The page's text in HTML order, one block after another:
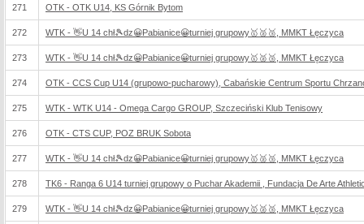
271 OTK - OTK U14, KS Górnik Bytom
272 WTK - 👋U 14 chł🎾dz😀Pabianice😀turniej grupowy🥇🥈🥉, MMKT Łęczyca
273 WTK - 👋U 14 chł🎾dz😀Pabianice😀turniej grupowy🥇🥈🥉, MMKT Łęczyca
274 OTK - CCS Cup U14 (grupowo-pucharowy), Cabańskie Centrum Sportu
275 WTK - WTK U14 - Omega Cargo GROUP, Szczeciński Klub Tenisowy
276 OTK - CTS CUP, POZ BRUK Sobota
277 WTK - 👋U 14 chł🎾dz😀Pabianice😀turniej grupowy🥇🥈🥉, MMKT Łęczyca
278 TK6 - Ranga 6 U14 turniej grupowy o Puchar Akademii , Fundacja De Arte
279 WTK - 👋U 14 chł🎾dz😀Pabianice😀turniej grupowy🥇🥈🥉, MMKT Łęczyca